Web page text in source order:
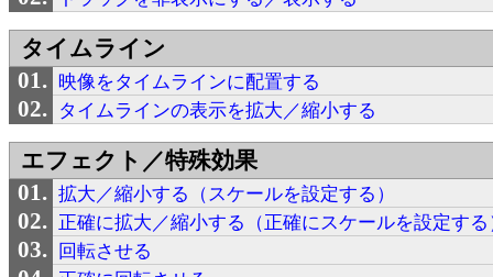
タイムライン
映像をタイムラインに配置する
タイムラインの表示を拡大／縮小する
エフェクト／特殊効果
拡大／縮小する（スケールを設定する）
正確に拡大／縮小する（正確にスケールを設定する
回転させる